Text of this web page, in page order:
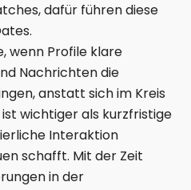
dafür führen diese
wenn Profile klare
Nachrichten die
anstatt sich im Kreis
wichtiger als kurzfristige
Interaktion
schafft. Mit der Zeit
in der